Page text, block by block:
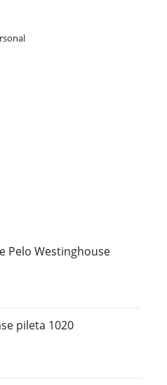
Pelo Westinghouse
pileta 1020